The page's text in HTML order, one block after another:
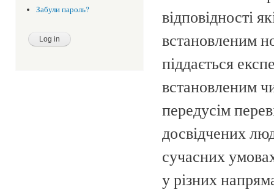
Забули пароль?
відповідності
встановленим
піддається
встановленим
передусім
досвідчених
сучасних
у різних